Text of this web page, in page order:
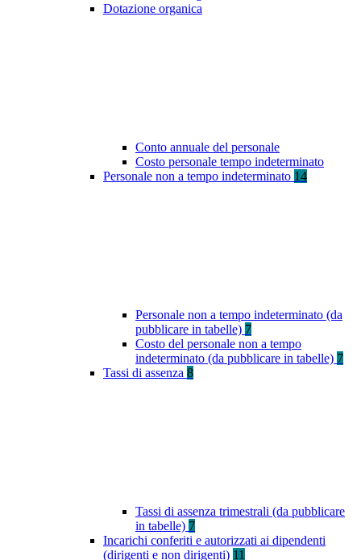
Dotazione organica
Conto annuale del personale
Costo personale tempo indeterminato
Personale non a tempo indeterminato 14
Personale non a tempo indeterminato (da
pubblicare in tabelle) 7
Costo del personale non a tempo
indeterminato (da pubblicare in tabelle) 7
Tassi di assenza 8
Tassi di assenza trimestrali (da pubblicare
in tabelle) 7
Incarichi conferiti e autorizzati ai dipendenti
(dirigenti e non dirigenti) 11